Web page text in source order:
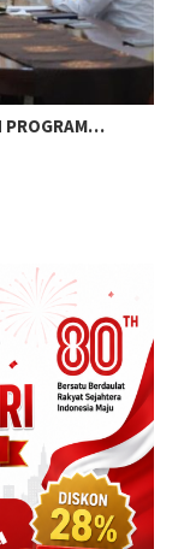
PROGRAM…